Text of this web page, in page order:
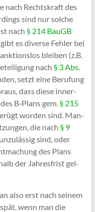
nach Rechts­kraft des
sind nur sol­che
nach § 214 BauGB
es diver­se Feh­ler bei
blei­ben (z.B.
nach § 3 Abs.
setzt eine Beru­fung
dass die­se inner­
B‑Plans gem. § 215
wor­den sind. Man­
die nach § 9
sind, oder
des Plans
der Jah­res­frist gel­
also erst nach sei­nem
wenn man die